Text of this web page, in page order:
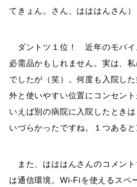
てきょん。さん、はははんさん）
ダントツ１位！ 近年のモバイ
必需品かもしれません。実は、
でしたが（笑）。何度も入院し
外と使いやすい位置にコンセン
いえば別の病院に入院したとき
いづらかったですね。１つあると
また、はははんさんのコメン
は通信環境。Wi-Fiを使えるスペ